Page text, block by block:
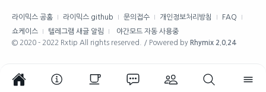
라이믹스 공홈 라이믹스 github 문의접수 개인정보처리방침
FAQ
쇼케이스
텔레그램 새글 알림
야간모드 자동 사용중
© 2020 - 2022 Rxtip All rights reserved. / Powered by Rhymix 2.0.24